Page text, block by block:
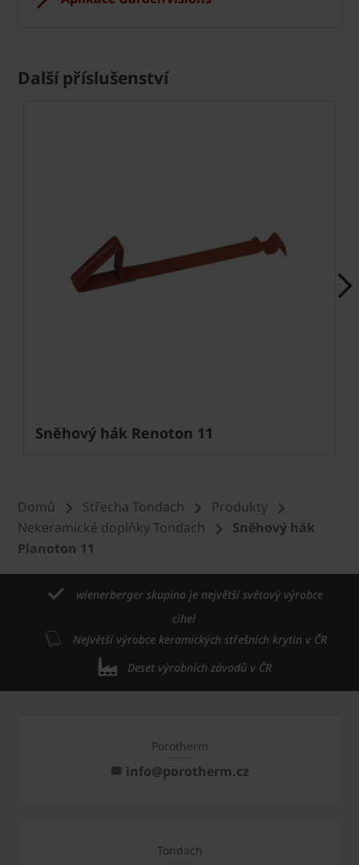
Další příslušenství
Sněhový hák Renoton 11
Domů Střecha Tondach
Produkty
Nekeramické doplňky Tondach
Sněhový hák
Planoton 11
wienerberger skupina je největší světový výrobce
cihel
Největší výrobce keramických střešních krytin v ČR
Deset výrobních závodů v ČR
Porotherm
info@porotherm.cz
Tondach